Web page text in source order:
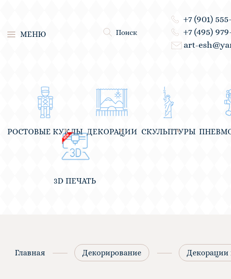
МЕНЮ Поиск
+7 (901)
+7 (495)
art-
РОСТОВЫЕ КУКЛЫ ДЕКОРАЦИИ СКУЛЬПТУРЫ
3D ПЕЧАТЬ
Главная Декорирование Декорации